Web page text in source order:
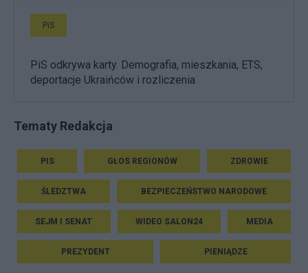
PiS
PiS odkrywa karty. Demografia, mieszkania, ETS,
deportacje Ukraińców i rozliczenia
Tematy Redakcja
PIS GŁOS REGIONÓW ZDROWIE
ŚLEDZTWA BEZPIECZEŃSTWO NARODOWE
SEJM I SENAT WIDEO SALON24 MEDIA
PREZYDENT PIENIĄDZE